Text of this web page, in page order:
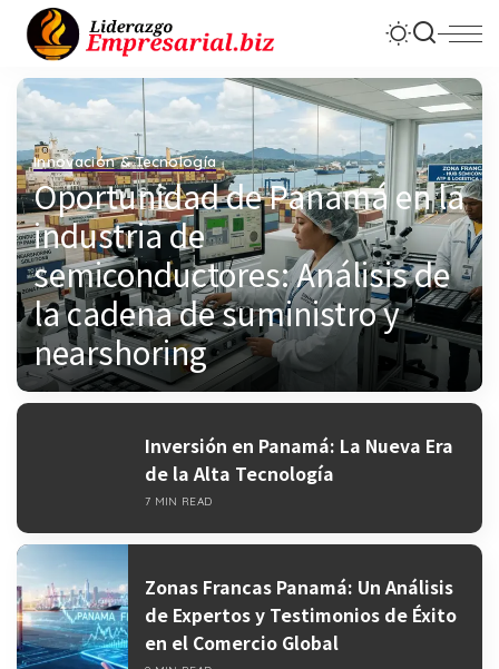
Innovación & Tecnología
Oportunidad de Panamá en la
industria de
semiconductores: Análisis de
la cadena de suministro y
nearshoring
MGRT. CARLOS A. CHEN
Inversión en Panamá: La Nueva Era
de la Alta Tecnología
7 MIN READ
Zonas Francas Panamá: Un Análisis
de Expertos y Testimonios de Éxito
en el Comercio Global